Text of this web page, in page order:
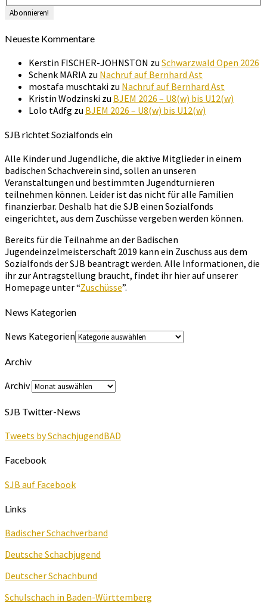
Neueste Kommentare
Kerstin FISCHER-JOHNSTON zu Schwarzwald Open 2026
Schenk MARIA zu Nachruf auf Bernhard Ast
mostafa muschtaki zu Nachruf auf Bernhard Ast
Kristin Wodzinski zu BJEM 2026 – U8(w) bis U12(w)
Lolo tAdfg zu BJEM 2026 – U8(w) bis U12(w)
SJB richtet Sozialfonds ein
Alle Kinder und Jugendliche, die aktive Mitglieder in einem
badischen Schachverein sind, sollen an unseren
Veranstaltungen und bestimmten Jugendturnieren
teilnehmen können. Leider ist das nicht für alle Familien
finanzierbar. Deshalb hat die SJB einen Sozialfonds
eingerichtet, aus dem Zuschüsse vergeben werden können.
Bereits für die Teilnahme an der Badischen
Jugendeinzelmeisterschaft 2019 kann ein Zuschuss aus dem
Sozialfonds der SJB beantragt werden. Alle Informationen, die
ihr zur Antragstellung braucht, findet ihr hier auf unserer
Homepage unter “Zuschüsse”.
News Kategorien
News Kategorien
Archiv
Archiv
SJB Twitter-News
Tweets by SchachjugendBAD
Facebook
SJB auf Facebook
Links
Badischer Schachverband
Deutsche Schachjugend
Deutscher Schachbund
Schulschach in Baden-Württemberg